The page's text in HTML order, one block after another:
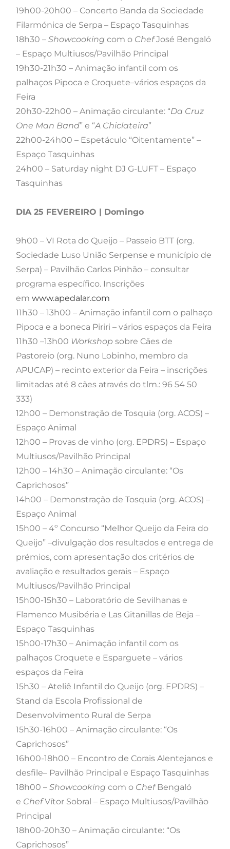
19h00-20h00 – Concerto Banda da Sociedade
Filarmónica de Serpa – Espaço Tasquinhas
18h30 – Showcooking com o ChefJosé Bengaló
– Espaço Multiusos/Pavilhão Principal
19h30-21h30 – Animação infantil com os
palhaços Pipoca e Croquete–vários espaços da
Feira
20h30-22h00 – Animação circulante: “Da Cruz
One Man Band” e “A Chiclateira”
22h00-24h00 – Espetáculo “Oitentamente” –
Espaço Tasquinhas
24h00 – Saturday night DJ G-LUFT – Espaço
Tasquinhas
DIA 25 FEVEREIRO | Domingo
9h00 – VI Rota do Queijo – Passeio BTT (org.
Sociedade Luso União Serpense e município de
Serpa) – Pavilhão Carlos Pinhão – consultar
programa específico. Inscrições
em www.apedalar.com
11h30 – 13h00 – Animação infantil com o palhaço
Pipoca e a boneca Piriri – vários espaços da Feira
11h30 –13h00 Workshop sobre Cães de
Pastoreio (org. Nuno Lobinho, membro da
APUCAP) – recinto exterior da Feira – inscrições
limitadas até 8 cães através do tlm.: 96 54 50
333)
12h00 – Demonstração de Tosquia (org. ACOS) –
Espaço Animal
12h00 – Provas de vinho (org. EPDRS) – Espaço
Multiusos/Pavilhão Principal
12h00 – 14h30 – Animação circulante: “Os
Caprichosos”
14h00 – Demonstração de Tosquia (org. ACOS) –
Espaço Animal
15h00 – 4º Concurso “Melhor Queijo da Feira do
Queijo” –divulgação dos resultados e entrega de
prémios, com apresentação dos critérios de
avaliação e resultados gerais – Espaço
Multiusos/Pavilhão Principal
15h00-15h30 – Laboratório de Sevilhanas e
Flamenco Musibéria e Las Gitanillas de Beja –
Espaço Tasquinhas
15h00-17h30 – Animação infantil com os
palhaços Croquete e Esparguete – vários
espaços da Feira
15h30 – Ateliê Infantil do Queijo (org. EPDRS) –
Stand da Escola Profissional de
Desenvolvimento Rural de Serpa
15h30-16h00 – Animação circulante: “Os
Caprichosos”
16h00-18h00 – Encontro de Corais Alentejanos e
desfile– Pavilhão Principal e Espaço Tasquinhas
18h00 – Showcooking com o ChefBengaló
e ChefVítor Sobral – Espaço Multiusos/Pavilhão
Principal
18h00-20h30 – Animação circulante: “Os
Caprichosos”